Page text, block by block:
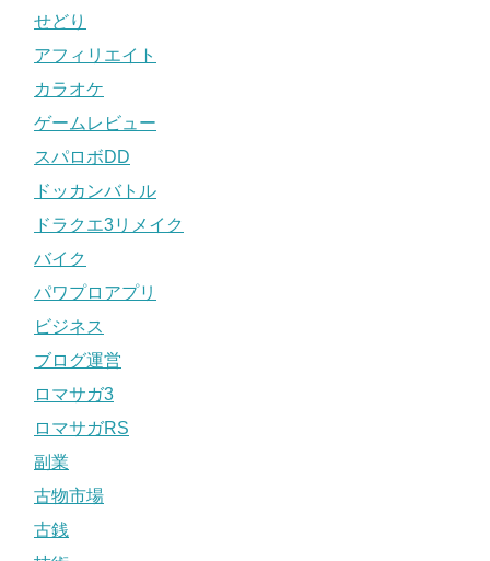
せどり
アフィリエイト
カラオケ
ゲームレビュー
スパロボDD
ドッカンバトル
ドラクエ3リメイク
バイク
パワプロアプリ
ビジネス
ブログ運営
ロマサガ3
ロマサガRS
副業
古物市場
古銭